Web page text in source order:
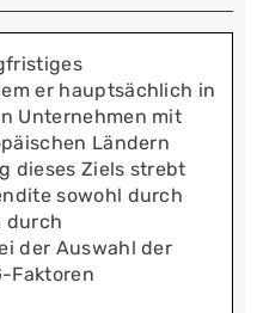
er hauptsächlich in
Unternehmen mit
Ländern
dieses Ziels strebt
sowohl durch
durch
der Auswahl der
Faktoren